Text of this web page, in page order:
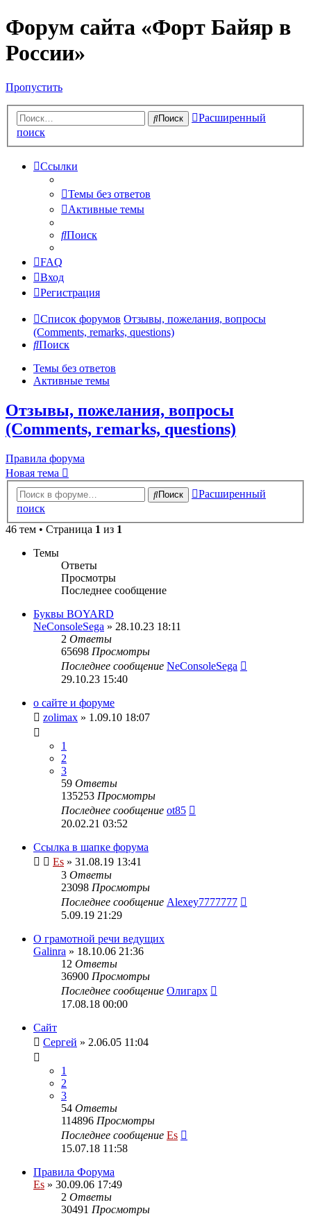
Форум сайта «Форт Байяр в
России»
Пропустить
Поиск
Расширенный
поиск
Ссылки
Темы без ответов
Активные темы
Поиск
FAQ
Вход
Регистрация
Список форумов Отзывы, пожелания, вопросы
(Comments, remarks, questions)
Поиск
Темы без ответов
Активные темы
Отзывы, пожелания, вопросы
(Comments, remarks, questions)
Правила форума
Новая тема
Поиск
Расширенный
поиск
46 тем • Страница 1 из 1
Темы
Ответы
Просмотры
Последнее сообщение
Буквы BOYARD
NeConsoleSega » 28.10.23 18:11
2 Ответы
65698 Просмотры
Последнее сообщение NeConsoleSega
29.10.23 15:40
о сайте и форуме
zolimax » 1.09.10 18:07
1
2
3
59 Ответы
135253 Просмотры
Последнее сообщение ot85
20.02.21 03:52
Ссылка в шапке форума
Es » 31.08.19 13:41
3 Ответы
23098 Просмотры
Последнее сообщение Alexey7777777
5.09.19 21:29
О грамотной речи ведущих
Galinra » 18.10.06 21:36
12 Ответы
36900 Просмотры
Последнее сообщение Олигарх
17.08.18 00:00
Сайт
Сергей » 2.06.05 11:04
1
2
3
54 Ответы
114896 Просмотры
Последнее сообщение Es
15.07.18 11:58
Правила Форума
Es » 30.09.06 17:49
2 Ответы
30491 Просмотры